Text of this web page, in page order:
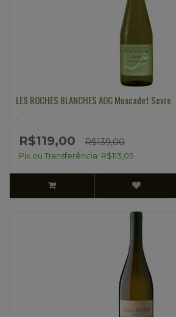
LES ROCHES BLANCHES AOC Muscadet Sevre
R$119,00 R$139,00
Pix ou Transferência: R$113,05